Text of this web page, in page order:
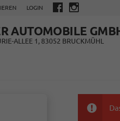
LOGIN
AUTOMOBILE
ALLEE 1, 83052 BRUCKMÜHL